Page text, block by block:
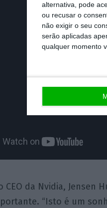
alternativa, pode
ou recusar o
não exigir o seu
serão aplicadas
qualquer momento
CEO da Nvidia, Jensen
“Isto é um